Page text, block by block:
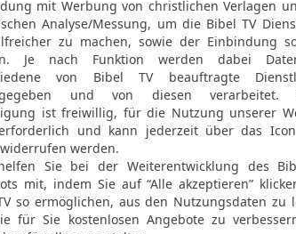
19 Denn ich
der HERR über
wollte. Und der
20 Auch über
vertilgen wollte;
Doch eure
und verbrannte
völlig, bis es zu
in den Bach, der